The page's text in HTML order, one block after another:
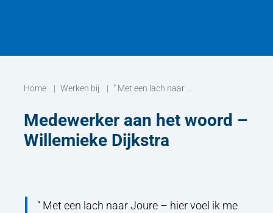
Home Werken bij ” Met een lach naar Joure – hier voel ik me echt op mijn plek “
Medewerker aan het woord –
Willemieke Dijkstra
Met een lach naar Joure – hier voel ik me